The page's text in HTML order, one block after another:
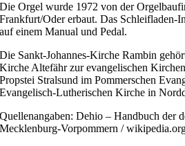
Die Orgel wurde 1972 von der
Frankfurt/Oder erbaut. Das Schleifladen-
auf einem Manual und Pedal.
Die Sankt-Johannes-Kirche Rambin
Kirche Altefähr zur evangelischen
Propstei Stralsund im Pommerschen
Evangelisch-Lutherischen Kirche in
Quellenangaben: Dehio – Handbuch der
Mecklenburg-Vorpommern /